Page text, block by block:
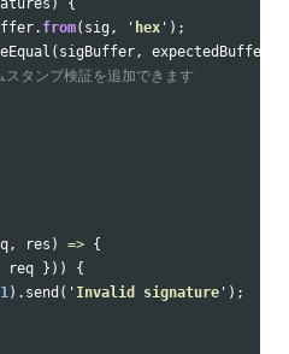
)
{
. from( sig , ' hex ' );
( sigBuffer, expectedBuffer
タンプ検証を追加できます
, res ) => {
req }))
{
). send ( ' Invalid signature ' );